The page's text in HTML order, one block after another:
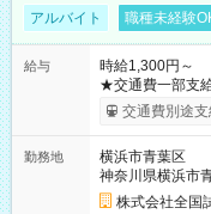
アルバイト 職種未経験
給与
時給1,300円～
★交通費一部支給 時給1,300円～ ※試験・役割により手当
※勤務回数によ
り！】 希望さ
例】 ・河合塾模
×8時間＝日収
円の場合あり ・
交通費別途支
勤務地
横浜市青葉区
神奈川県横浜市
株式会社全国